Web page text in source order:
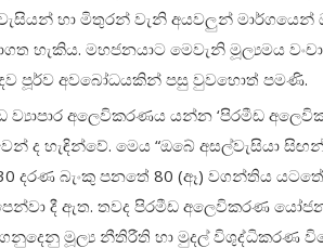
හා මිතුරන් වැනි අයවලුන්
හැකිය. මහජනයාට මෙවැනි මූල්‍යමය
පූර්ව අවබෝධයකින් පසු වුවහොත් පමණි.
ව්‍යාපාර අලෙවිකරණය යන්න ‘පිරමීඩ
ද හැඳින්වේ. මෙය “ඔබේ අසල්වැසියා
දරණ බැංකු පනතේ 80 (ඈ) වගන්තිය
දී ඇත. තවද පිරමීඩ අලෙවිකරණ
මූල්‍ය නීතිරීති හා මුදල් විශුද්ධිකරණ